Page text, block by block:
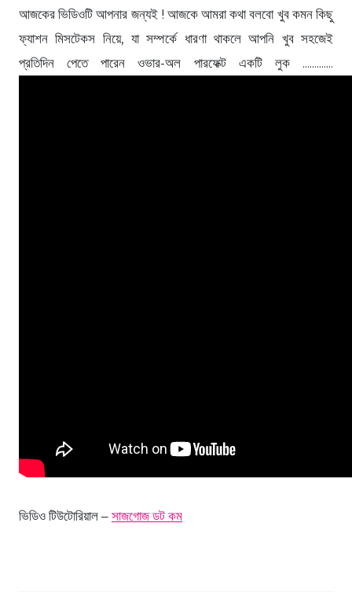
আজকের ভিডিওটি আপনার জন্যই ! আজকে আমরা কথা বলবো খুব কমন কিছু
ফ্যাশন মিসটেকস নিয়ে, যা সম্পর্কে ধারণা থাকলে আপনি খুব সহজেই
প্রতিদিন পেতে পারেন ওভার-অল পারফেক্ট একটি লুক .............
ভিডিও টিউটোরিয়াল – সাজগোজ ডট কম